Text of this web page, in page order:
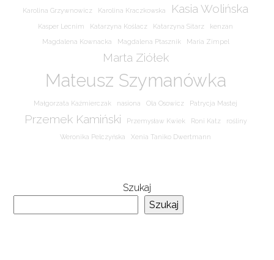
Karolina Grzywnowicz Karolina Kraczkowska Kasia Wolińska
Kasper Lecnim Katarzyna Koślacz Katarzyna Sitarz kenzan
Magdalena Kownacka Magdalena Ptasznik Maria Zimpel
Marta Ziółek
Mateusz Szymanówka
Małgorzata Kaźmierczak nasiona Ola Osowicz Patrycja Mastej
Przemek Kamiński Przemysław Kwiek Roni Katz rośliny
Weronika Pelczyńska Xenia Taniko Dwertmann
Szukaj
Szukaj